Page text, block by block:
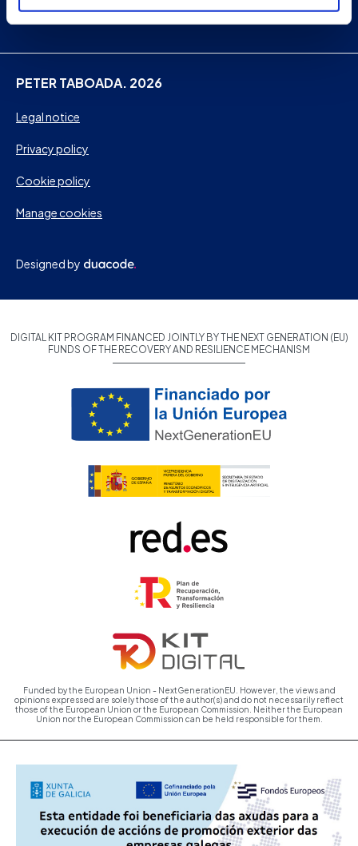
PETER TABOADA. 2026
Legal notice
Privacy policy
Cookie policy
Manage cookies
Designed by
DIGITAL KIT PROGRAM FINANCED JOINTLY BY THE NEXT GENERATION (EU)
FUNDS OF THE RECOVERY AND RESILIENCE MECHANISM
Funded by the European Union - NextGenerationEU. However, the views and
opinions expressed are solely those of the author(s) and do not necessarily reflect
those of the European Union or the European Commission. Neither the European
Union nor the European Commission can be held responsible for them.